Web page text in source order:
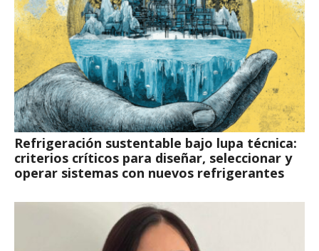
Refrigeración sustentable bajo lupa técnica:
criterios críticos para diseñar, seleccionar y
operar sistemas con nuevos refrigerantes